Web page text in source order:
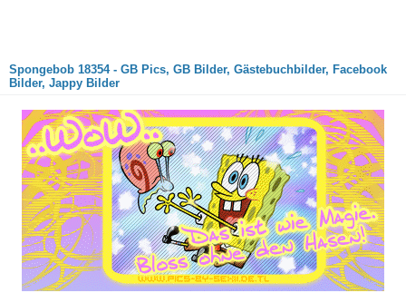
Spongebob 18354 - GB Pics, GB Bilder, Gästebuchbilder, Facebook
Bilder, Jappy Bilder